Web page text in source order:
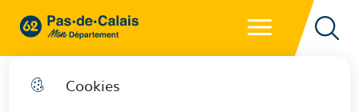
Cookies
62 - Pas-de-Calais Mon Département - Retour à l'accueil